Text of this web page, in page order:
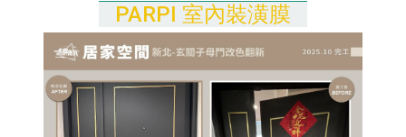
PARPI 室內裝潢膜